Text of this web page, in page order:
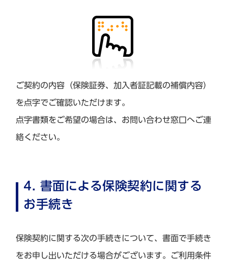
ご契約の内容（保険証券、加入者証記載の補償内容）
を点字でご確認いただけます。
点字書類をご希望の場合は、お問い合わせ窓口へご連
絡ください。
4. 書面による保険契約に関する
お手続き
保険契約に関する次の手続きについて、書面で手続き
をお申し出いただける場合がございます。ご利用条件